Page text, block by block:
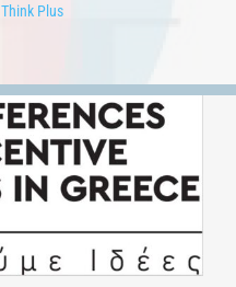
Think Plus